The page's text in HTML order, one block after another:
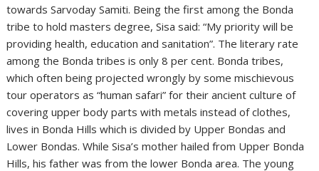
towards Sarvoday Samiti. Being the first among the Bonda
tribe to hold masters degree, Sisa said: “My priority will be
providing health, education and sanitation”. The literary rate
among the Bonda tribes is only 8 per cent. Bonda tribes,
which often being projected wrongly by some mischievous
tour operators as “human safari” for their ancient culture of
covering upper body parts with metals instead of clothes,
lives in Bonda Hills which is divided by Upper Bondas and
Lower Bondas. While Sisa’s mother hailed from Upper Bonda
Hills, his father was from the lower Bonda area. The young